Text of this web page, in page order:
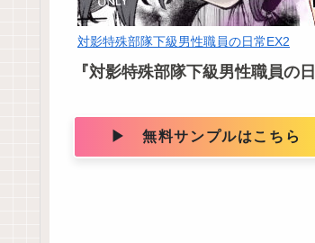
対影特殊部隊下級男性職員の日常EX2
『対影特殊部隊下級男性職員の日
▶ 無料サンプルはこちら